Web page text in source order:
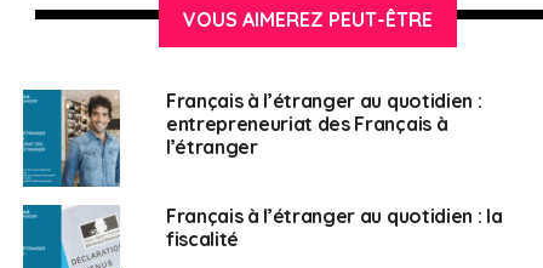
enjeux relatifs aux passeports. Ayant vécu ces petites
difficultés administratives à Montréal, maintenant que
porter ce combat pour les aider à simplifier leur vie
quotidienne.
FAE :Alexandre Holroyd, que se passe-t-il avec les
passeports ? Nous avons fait une émission d’une heure
le 12 février 2021 avec les Français du Royaume-Uni et
VOUS AIMEREZ PEUT-ÊTRE
Français à l’étranger au quotidien :
entrepreneuriat des Français à
l’étranger
Français à l’étranger au quotidien : la
fiscalité